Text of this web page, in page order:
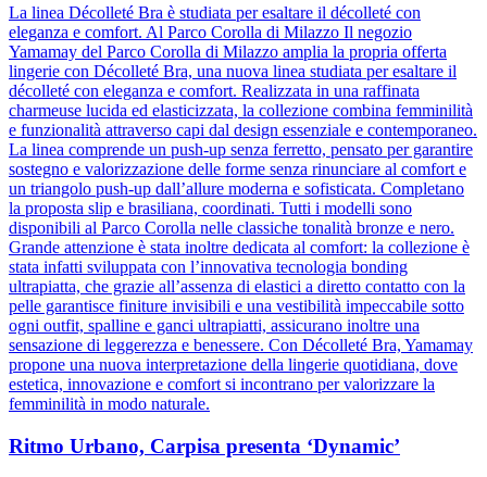
La linea Décolleté Bra è studiata per esaltare il décolleté con
eleganza e comfort. Al Parco Corolla di Milazzo Il negozio
Yamamay del Parco Corolla di Milazzo amplia la propria offerta
lingerie con Décolleté Bra, una nuova linea studiata per esaltare il
décolleté con eleganza e comfort. Realizzata in una raffinata
charmeuse lucida ed elasticizzata, la collezione combina femminilità
e funzionalità attraverso capi dal design essenziale e contemporaneo.
La linea comprende un push-up senza ferretto, pensato per garantire
sostegno e valorizzazione delle forme senza rinunciare al comfort e
un triangolo push-up dall’allure moderna e sofisticata. Completano
la proposta slip e brasiliana, coordinati. Tutti i modelli sono
disponibili al Parco Corolla nelle classiche tonalità bronze e nero.
Grande attenzione è stata inoltre dedicata al comfort: la collezione è
stata infatti sviluppata con l’innovativa tecnologia bonding
ultrapiatta, che grazie all’assenza di elastici a diretto contatto con la
pelle garantisce finiture invisibili e una vestibilità impeccabile sotto
ogni outfit, spalline e ganci ultrapiatti, assicurano inoltre una
sensazione di leggerezza e benessere. Con Décolleté Bra, Yamamay
propone una nuova interpretazione della lingerie quotidiana, dove
estetica, innovazione e comfort si incontrano per valorizzare la
femminilità in modo naturale.
Ritmo Urbano, Carpisa presenta ‘Dynamic’